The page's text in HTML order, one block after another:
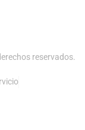
reservados.